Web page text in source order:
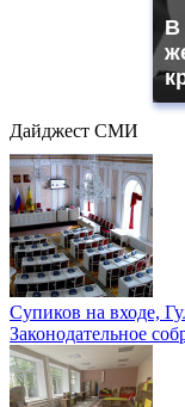
В
Дайджест СМИ
Супиков на входе,
Законодательное